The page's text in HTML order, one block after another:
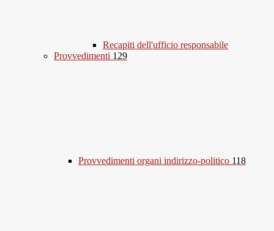
Recapiti dell'ufficio responsabile
Provvedimenti 129
Provvedimenti organi indirizzo-politico 118